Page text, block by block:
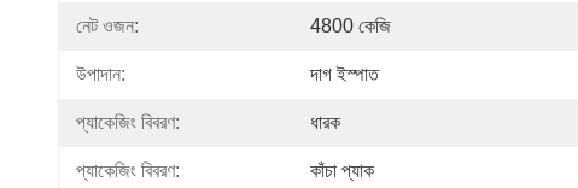
নেট ওজন: 4800 কেজি
উপাদান: দাগ ইস্পাত
প্যাকেজিং বিবরণ: ধারক
প্যাকেজিং বিবরণ: কাঁচা প্যাক